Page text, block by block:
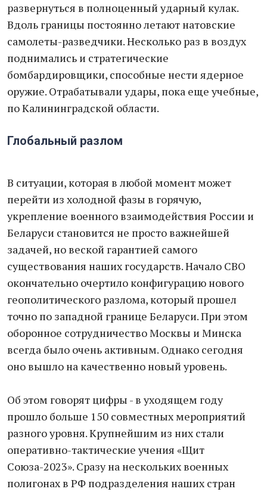
развернуться в полноценный ударный кулак.
Вдоль границы постоянно летают натовские
самолеты-разведчики. Несколько раз в воздух
поднимались и стратегические
бомбардировщики, способные нести ядерное
оружие. Отрабатывали удары, пока еще учебные,
по Калининградской области.
Глобальный разлом
В ситуации, которая в любой момент может
перейти из холодной фазы в горячую,
укрепление военного взаимодействия России и
Беларуси становится не просто важнейшей
задачей, но веской гарантией самого
существования наших государств. Начало СВО
окончательно очертило конфигурацию нового
геополитического разлома, который прошел
точно по западной границе Беларуси. При этом
оборонное сотрудничество Москвы и Минска
всегда было очень активным. Однако сегодня
оно вышло на качественно новый уровень.
Об этом говорят цифры - в уходящем году
прошло больше 150 совместных мероприятий
разного уровня. Крупнейшим из них стали
оперативно-тактические учения «Щит
Союза-2023». Сразу на нескольких военных
полигонах в РФ подразделения наших стран